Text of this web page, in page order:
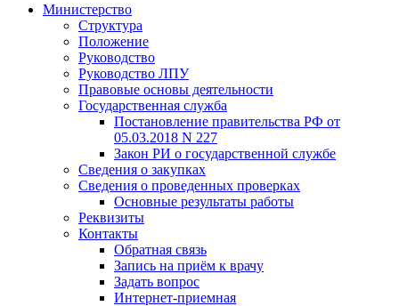
Министерство
Структура
Положение
Руководство
Руководство ЛПУ
Правовые основы деятельности
Государственная служба
Постановление правительства РФ от
05.03.2018 N 227
Закон РИ о государственной службе
Сведения о закупках
Сведения о проведенных проверках
Основные результаты работы
Реквизиты
Контакты
Обратная связь
Запись на приём к врачу
Задать вопрос
Интернет-приемная